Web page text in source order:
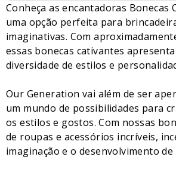
Conheça as encantadoras Bonecas
uma opção perfeita para
imaginativas. Com
essas bonecas cativantes
diversidade de estilos e
Our Generation vai além de ser
um mundo de possibilidades para
os estilos e gostos. Com nossas
de roupas e acessórios incríveis,
imaginação e o desenvolvimento